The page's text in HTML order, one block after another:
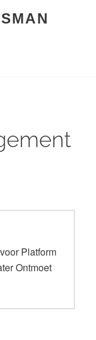
Platform
Ontmoet